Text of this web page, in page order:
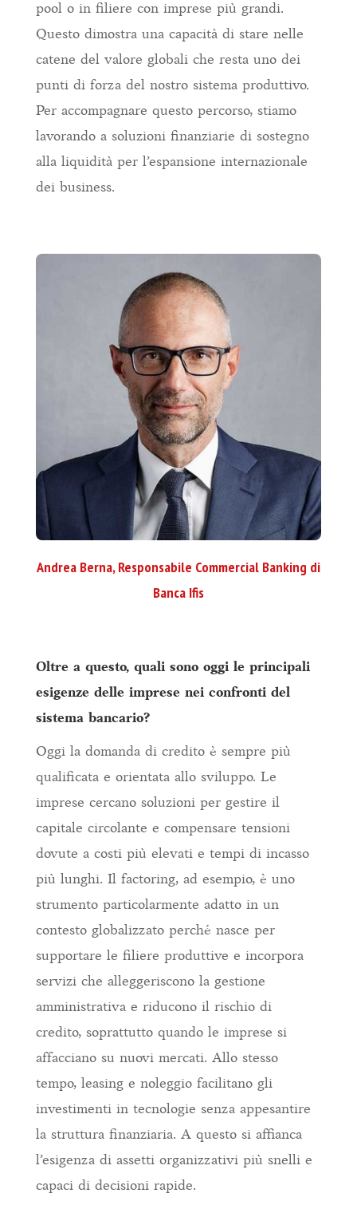
pool o in filiere con imprese più grandi.
Questo dimostra una capacità di stare nelle
catene del valore globali che resta uno dei
punti di forza del nostro sistema produttivo.
Per accompagnare questo percorso, stiamo
lavorando a soluzioni finanziarie di sostegno
alla liquidità per l’espansione internazionale
dei business.
Andrea Berna, Responsabile Commercial Banking di
Banca Ifis
Oltre a questo, quali sono oggi le principali
esigenze delle imprese nei confronti del
sistema bancario?
Oggi la domanda di credito è sempre più
qualificata e orientata allo sviluppo. Le
imprese cercano soluzioni per gestire il
capitale circolante e compensare tensioni
dovute a costi più elevati e tempi di incasso
più lunghi. Il factoring, ad esempio, è uno
strumento particolarmente adatto in un
contesto globalizzato perché nasce per
supportare le filiere produttive e incorpora
servizi che alleggeriscono la gestione
amministrativa e riducono il rischio di
credito, soprattutto quando le imprese si
affacciano su nuovi mercati. Allo stesso
tempo, leasing e noleggio facilitano gli
investimenti in tecnologie senza appesantire
la struttura finanziaria. A questo si affianca
l’esigenza di assetti organizzativi più snelli e
capaci di decisioni rapide.